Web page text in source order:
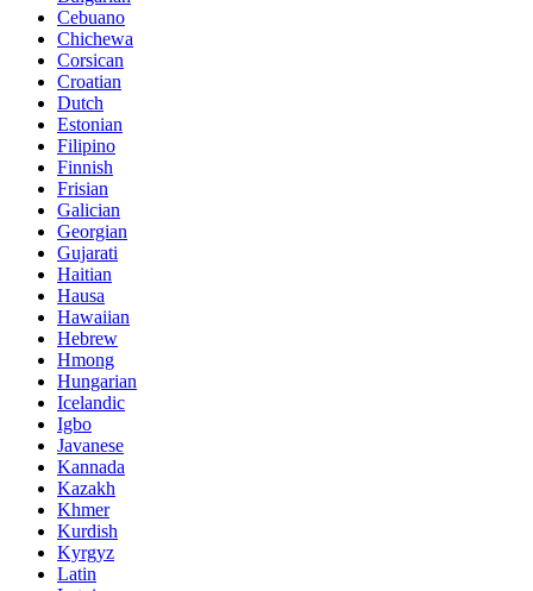
Cebuano
Chichewa
Corsican
Croatian
Dutch
Estonian
Filipino
Finnish
Frisian
Galician
Georgian
Gujarati
Haitian
Hausa
Hawaiian
Hebrew
Hmong
Hungarian
Icelandic
Igbo
Javanese
Kannada
Kazakh
Khmer
Kurdish
Kyrgyz
Latin